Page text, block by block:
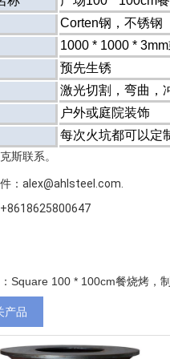
Corten钢，不锈钢
1000 * 1000 * 3mm
预先生锈
激光切割，弯曲，
户外或庭院装饰
每次火坑都可以定
斯联系。
：alex@ahlsteel.com.
Square 100 * 100cm餐烧烤，
产品